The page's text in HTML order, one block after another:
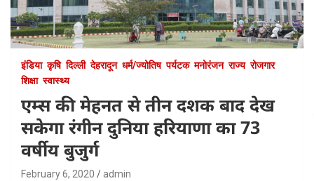
इंडिया कृषि दिल्ली देहरादून धर्म/ज्योतिष पर्यटक मनोरंजन राज्य रोजगार
शिक्षा स्वास्थ्य
एम्स की मेहनत से तीन दशक बाद देख
सकेगा रंगीन दुनिया हरियाणा का 73
वर्षीय बुजुर्ग
February 6, 2020 admin